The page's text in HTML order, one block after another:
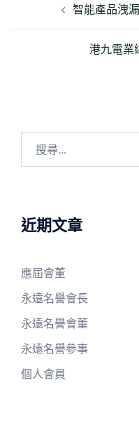
導
智能產品洩
港九電業
字:
近期文章
應屆會董
永遠名譽會長
永遠名譽會董
永遠名譽參事
個人會員